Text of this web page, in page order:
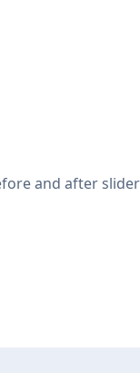
and after slider